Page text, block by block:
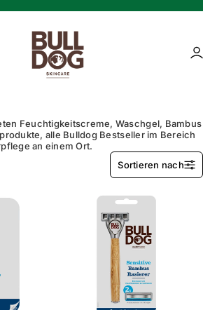
Feuchtigkeitscreme, Waschgel, Bambus
alle Bulldog Bestseller im Bereich
an einem Ort.
Sortieren nach